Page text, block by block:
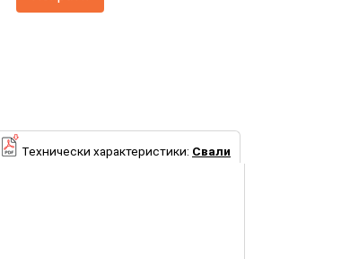
Технически характеристики: Свали